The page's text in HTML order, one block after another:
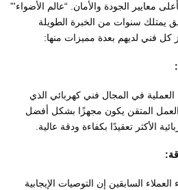
معايير الجودة والأمان. “عالم الأضواء'”
يمتلك سنوات من الخبرة الطويلة
كل فني لديهم بعدة مميزات منها:
في المجال فني كهربائي الذي
المتقن يكون مجهزًا بشكل أفضل
الأكثر تعقيدًا بكفاءة ودقة عالية.
السابقين إن التوصيات الإيجابية